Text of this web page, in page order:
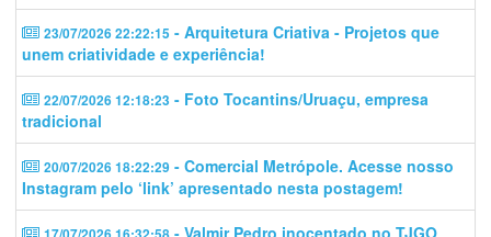
23/07/2026 22:22:15 - Arquitetura Criativa - Projetos que
unem criatividade e experiência!
22/07/2026 12:18:23 - Foto Tocantins/Uruaçu, empresa
tradicional
20/07/2026 18:22:29 - Comercial Metrópole. Acesse nosso
Instagram pelo ‘link’ apresentado nesta postagem!